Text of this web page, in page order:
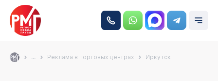
... Реклама в торговых центрах Иркутск